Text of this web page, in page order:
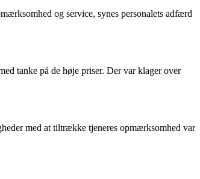
og service, synes personalets adfærd
tanke på de høje priser. Der var klager over
med at tiltrække tjeneres opmærksomhed var